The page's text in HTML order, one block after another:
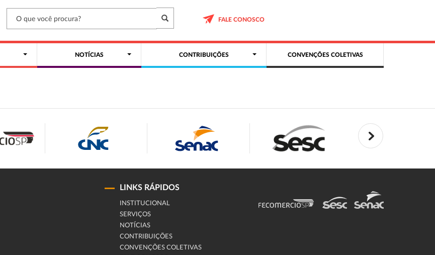
FALE CONOSCO
NOTÍCIAS CONTRIBUIÇÕES CONVENÇÕES COLETIVAS
LINKS RÁPIDOS
INSTITUCIONAL
SERVIÇOS
NOTÍCIAS
CONTRIBUIÇÕES
CONVENÇÕES COLETIVAS